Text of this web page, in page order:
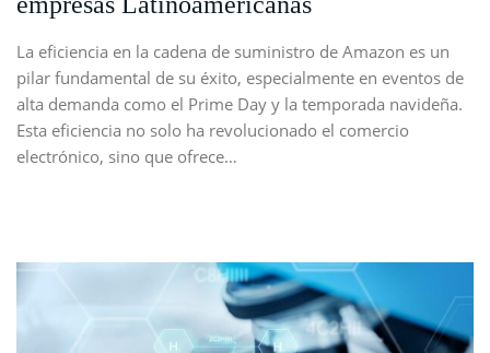
La eficiencia en la cadena de suministro de Amazon es un
pilar fundamental de su éxito, especialmente en eventos de
alta demanda como el Prime Day y la temporada navideña.
Esta eficiencia no solo ha revolucionado el comercio
electrónico, sino que ofrece…